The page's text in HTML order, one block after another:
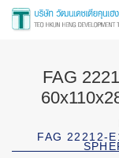
FAG
FAG 22212-